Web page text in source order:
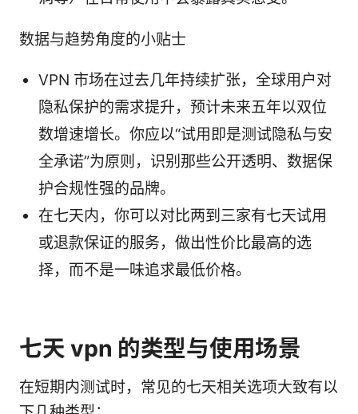
数据与趋势角度的小贴士
VPN 市场在过去几年持续扩张，全球用户对
隐私保护的需求提升，预计未来五年以双位
数增速增长。你应以“试用即是测试隐私与安
全承诺”为原则，识别那些公开透明、数据保
护合规性强的品牌。
在七天内，你可以对比两到三家有七天试用
或退款保证的服务，做出性价比最高的选
择，而不是一味追求最低价格。
七天 vpn 的类型与使用场景
在短期内测试时，常见的七天相关选项大致有以